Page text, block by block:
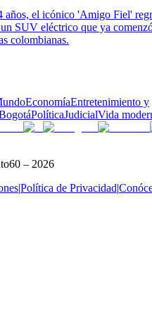
años, el icónico 'Amigo Fiel'
SUV eléctrico que ya
colombianas.
EconomíaEntretenimiento y
PolíticaJudicialVida
– 2026
|Política de Privacidad|